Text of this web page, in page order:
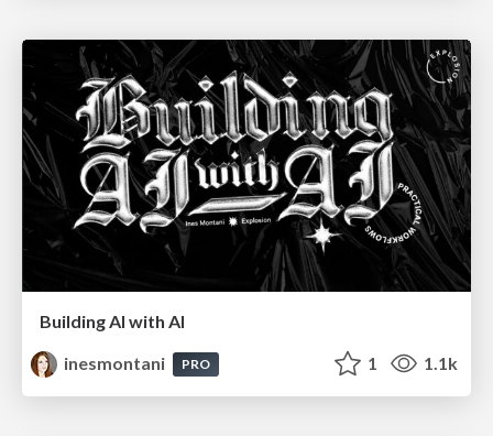
Building AI with AI
inesmontani
PRO 1 1.1k